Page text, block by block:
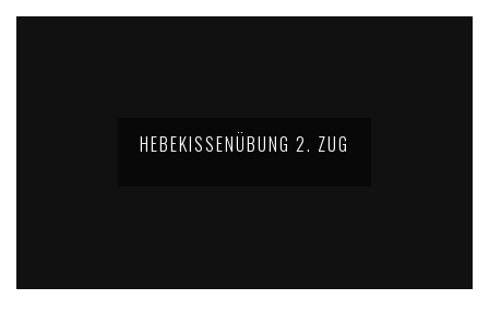
HEBEKISSENÜBUNG 2. ZUG